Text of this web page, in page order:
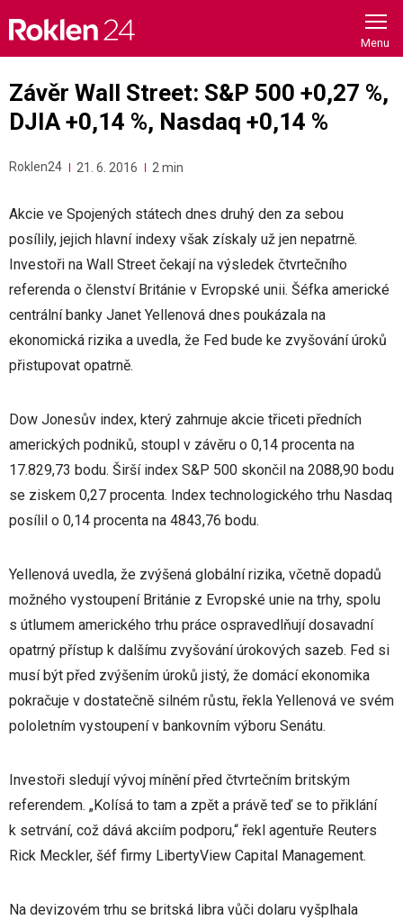
content
Závěr Wall Street: S&P 500 +0,27 %,
DJIA +0,14 %, Nasdaq +0,14 %
Roklen24 21. 6. 2016 2 min
Akcie ve Spojených státech dnes druhý den za sebou
posílily, jejich hlavní indexy však získaly už jen nepatrně.
Investoři na Wall Street čekají na výsledek čtvrtečního
referenda o členství Británie v Evropské unii. Šéfka americké
centrální banky Janet Yellenová dnes poukázala na
ekonomická rizika a uvedla, že Fed bude ke zvyšování úroků
přistupovat opatrně.
Dow Jonesův index, který zahrnuje akcie třiceti předních
amerických podniků, stoupl v závěru o 0,14 procenta na
17.829,73 bodu. Širší index S&P 500 skončil na 2088,90 bodu
se ziskem 0,27 procenta. Index technologického trhu Nasdaq
posílil o 0,14 procenta na 4843,76 bodu.
Yellenová uvedla, že zvýšená globální rizika, včetně dopadů
možného vystoupení Británie z Evropské unie na trhy, spolu
s útlumem amerického trhu práce ospravedlňují dosavadní
opatrný přístup k dalšímu zvyšování úrokových sazeb. Fed si
musí být před zvýšením úroků jistý, že domácí ekonomika
pokračuje v dostatečně silném růstu, řekla Yellenová ve svém
pololetním vystoupení v bankovním výboru Senátu.
Investoři sledují vývoj mínění před čtvrtečním britským
referendem. „Kolísá to tam a zpět a právě teď se to přiklání
k setrvání, což dává akciím podporu,“ řekl agentuře Reuters
Rick Meckler, šéf firmy LibertyView Capital Management.
Na devizovém trhu se britská libra vůči dolaru vyšplhala